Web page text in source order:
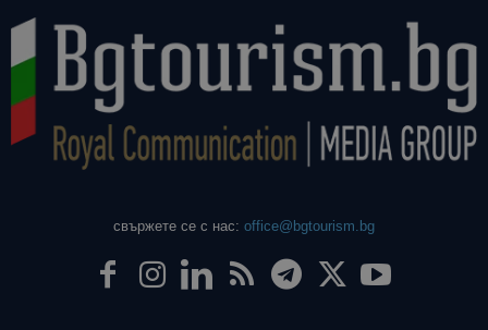
свържете се с нас: office@bgtourism.bg